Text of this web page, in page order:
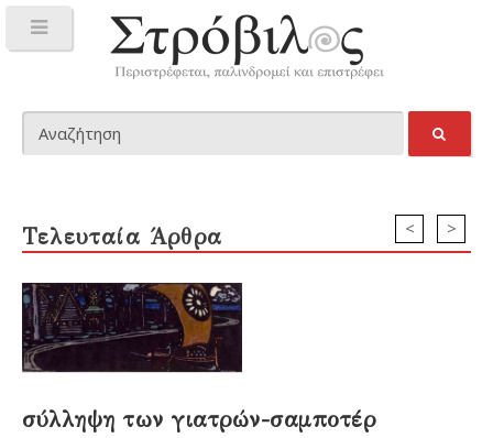
Τελευταία Άρθρα
σύλληψη των γιατρών-σαμποτέρ
>
<